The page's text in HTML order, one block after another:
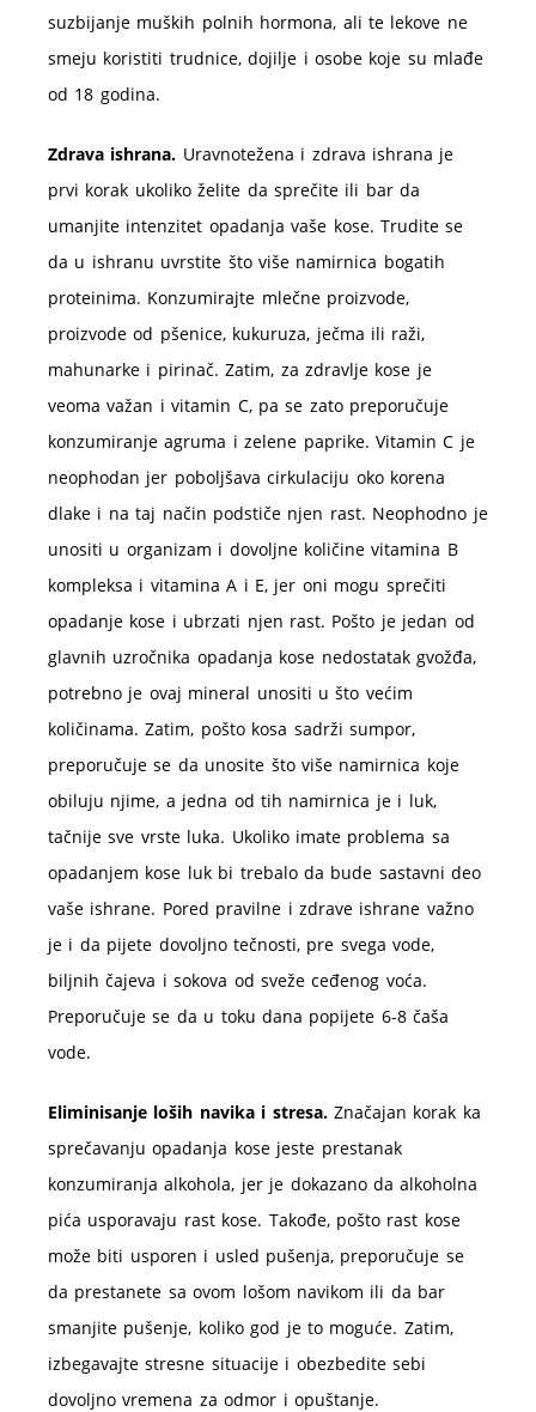
suzbijanje muških polnih hormona, ali te lekove ne
smeju koristiti trudnice, dojilje i osobe koje su mlađe
od 18 godina.
Zdrava ishrana. Uravnotežena i zdrava ishrana je
prvi korak ukoliko želite da sprečite ili bar da
umanjite intenzitet opadanja vaše kose. Trudite se
da u ishranu uvrstite što više namirnica bogatih
proteinima. Konzumirajte mlečne proizvode,
proizvode od pšenice, kukuruza, ječma ili raži,
mahunarke i pirinač. Zatim, za zdravlje kose je
veoma važan i vitamin C, pa se zato preporučuje
konzumiranje agruma i zelene paprike. Vitamin C je
neophodan jer poboljšava cirkulaciju oko korena
dlake i na taj način podstiče njen rast. Neophodno je
unositi u organizam i dovoljne količine vitamina B
kompleksa i vitamina A i E, jer oni mogu sprečiti
opadanje kose i ubrzati njen rast. Pošto je jedan od
glavnih uzročnika opadanja kose nedostatak gvožđa,
potrebno je ovaj mineral unositi u što većim
količinama. Zatim, pošto kosa sadrži sumpor,
preporučuje se da unosite što više namirnica koje
obiluju njime, a jedna od tih namirnica je i luk,
tačnije sve vrste luka. Ukoliko imate problema sa
opadanjem kose luk bi trebalo da bude sastavni deo
vaše ishrane. Pored pravilne i zdrave ishrane važno
je i da pijete dovoljno tečnosti, pre svega vode,
biljnih čajeva i sokova od sveže ceđenog voća.
Preporučuje se da u toku dana popijete 6-8 čaša
vode.
Eliminisanje loših navika i stresa.Značajan korak ka
sprečavanju opadanja kose jeste prestanak
konzumiranja alkohola, jer je dokazano da alkoholna
pića usporavaju rast kose. Takođe, pošto rast kose
može biti usporen i usled pušenja, preporučuje se
da prestanete sa ovom lošom navikom ili da bar
smanjite pušenje, koliko god je to moguće. Zatim,
izbegavajte stresne situacije i obezbedite sebi
dovoljno vremena za odmor i opuštanje.